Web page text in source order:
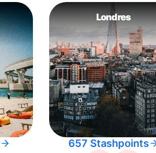
Londres
657 Stashpoints